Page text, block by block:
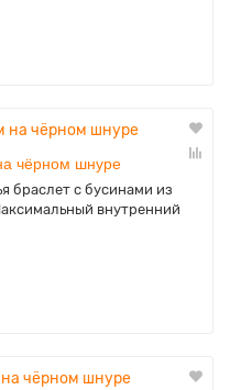
чёрном шнуре
браслет с бусинами из
внутренний